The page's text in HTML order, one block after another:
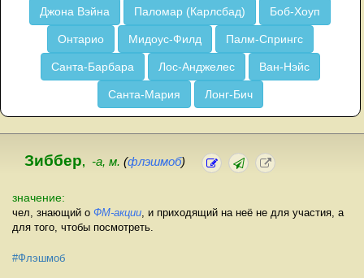
Джона Вэйна
Паломар (Карлсбад) Боб-Хоуп
Онтарио Мидоус-Филд Палм-Спрингс
Санта-Барбара Лос-Анджелес Ван-Нэйс
Санта-Мария Лонг-Бич
Зиббер, -а, м. (флэшмоб)
значение:
чел, знающий о ФМ-акции , и приходящий на неё не для участия, а
для того, чтобы посмотреть.
#Флэшмоб